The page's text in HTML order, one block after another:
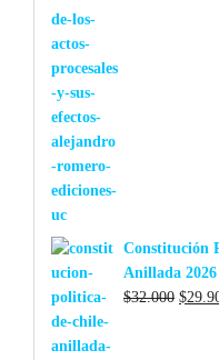
Constitución
Anillada 2026
$32.000 El
$